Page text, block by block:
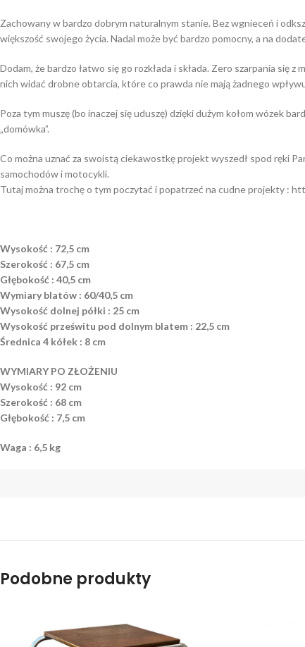
Zachowany w bardzo dobrym naturalnym stanie. Bez wgnieceń i
większość swojego życia. Nadal może być bardzo pomocny, a na
Dodam, że bardzo łatwo się go rozkłada i składa. Zero szarpania
nich widać drobne obtarcia, które co prawda nie mają żadnego
Poza tym muszę (bo inaczej się uduszę) dzięki dużym kołom wózek
„domówka”.
Co można uznać za swoistą ciekawostkę projekt wyszedł spod ręki
samochodów i motocykli.
Tutaj można trochę o tym poczytać i popatrzeć na cudne projekty
Wysokość : 72,5 cm
Szerokość : 67,5 cm
Głębokość : 40,5 cm
Wymiary blatów : 60/40,5 cm
Wysokość dolnej półki : 25 cm
Wysokość prześwitu pod dolnym blatem : 22,5 cm
Średnica 4 kółek : 8 cm
WYMIARY PO ZŁOŻENIU
Wysokość : 92 cm
Szerokość : 68 cm
Głębokość : 7,5 cm
Waga : 6,5 kg
Podobne produkty